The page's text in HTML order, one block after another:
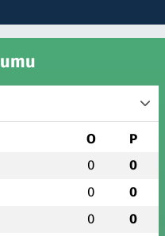
O P
0 0
0 0
0 0